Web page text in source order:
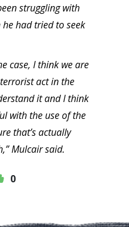
struggling with
had tried to seek
case, I think we are
act in the
it and I think
with the use of the
that’s actually
Mulcair said.
0